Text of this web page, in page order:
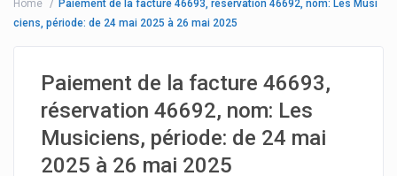
Home
Paiement de la facture 46693, réservation 46692, nom: Les Musi
ciens, période: de 24 mai 2025 à 26 mai 2025
Paiement de la facture 46693,
réservation 46692, nom: Les
Musiciens, période: de 24 mai
2025 à 26 mai 2025